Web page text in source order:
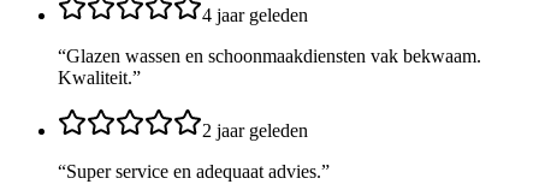
4 jaar geleden
“Glazen wassen en schoonmaakdiensten vak bekwaam.
Kwaliteit.”
2 jaar geleden
“Super service en adequaat advies.”